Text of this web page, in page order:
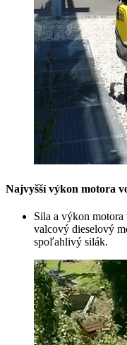
Najvyšší výkon motora
Sila a výkon
valcový dieselový
spoľahlivý silák.